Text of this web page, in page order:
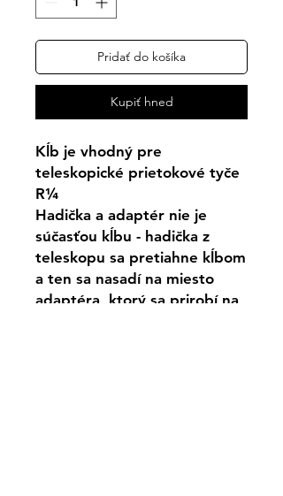
Pridať do košíka
Kupiť hneď
Kĺb je vhodný pre
teleskopické prietokové tyče
R¼
Hadička a adaptér nie je
súčasťou kĺbu - hadička z
teleskopu sa pretiahne kĺbom
a ten sa nasadí na miesto
adaptéra, ktorý sa prirobí na